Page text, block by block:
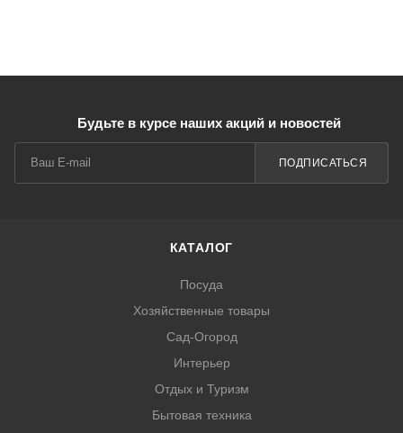
Будьте в курсе наших акций и новостей
ПОДПИСАТЬСЯ
КАТАЛОГ
Посуда
Хозяйственные товары
Сад-Огород
Интерьер
Отдых и Туризм
Бытовая техника